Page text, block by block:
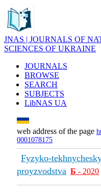
JNAS | JOURNALS OF
SCIENCES OF UKRAINE
JOURNALS
BROWSE
SEARCH
SUBJECTS
LibNAS UA
web address of the page
0001078175
Fyzyko-
proyzvodstva Б - 2020